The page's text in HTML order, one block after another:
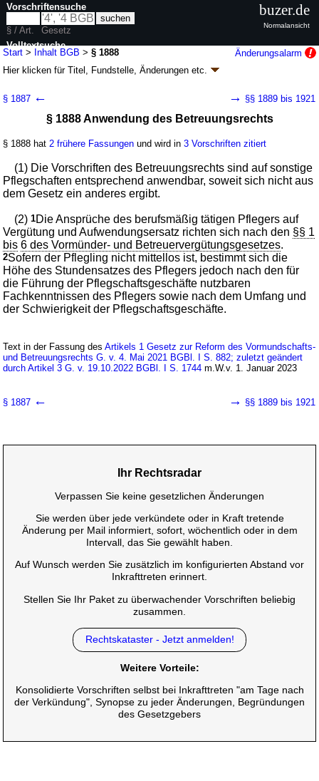
Start > Inhalt BGB >§ 1888
Änderungsalarm
Hier klicken fürTitel, Fundstelle, Änderungen etc.
geändert durchArtikel 6G. v. 23.07.2026 BGBl. 2026 I Nr. 226
Einführungsgesetz und zugehörige Gesetze
Buch 4 Familienrecht
Abschnitt 3 Vormundschaft, Pflegschaft für
Minderjährige, rechtliche Betreuung, sonstige
Pflegschaft
Titel 4 Sonstige Pflegschaft
§ 1887 ← → §§ 1889 bis 1921
§ 1888 Anwendung des Betreuungsrechts
§ 1888 hat 2 frühere Fassungen und wird in3 Vorschriften zitiert
(1) Die Vorschriften des Betreuungsrechts sind auf sonstige
Pflegschaften entsprechend anwendbar, soweit sich nicht aus
dem Gesetz ein anderes ergibt.
(2)1Die Ansprüche des berufsmäßig tätigen Pflegers auf
Vergütung und Aufwendungsersatz richten sich nach den §§ 1
bis 6 des Vormünder- und Betreuervergütungsgesetzes.
2Sofern der Pflegling nicht mittellos ist, bestimmt sich die
Höhe des Stundensatzes des Pflegers jedoch nach den für
die Führung der Pflegschaftsgeschäfte nutzbaren
Fachkenntnissen des Pflegers sowie nach dem Umfang und
der Schwierigkeit der Pflegschaftsgeschäfte.
Text in der Fassung desArtikels 1 Gesetz zur Reform des Vormundschafts-
und Betreuungsrechts G. v. 4. Mai 2021 BGBl. I S. 882; zuletzt geändert
durch Artikel 3 G. v. 19.10.2022 BGBl. I S. 1744 m.W.v. 1. Januar 2023
§ 1887 ← → §§ 1889 bis 1921
Ihr Rechtsradar
Verpassen Sie keine gesetzlichen Änderungen
Sie werden über jede verkündete oder in Kraft tretende
Änderung per Mail informiert, sofort, wöchentlich oder in dem
Intervall, das Sie gewählt haben.
Auf Wunsch werden Sie zusätzlich im konfigurierten Abstand vor
Inkrafttreten erinnert.
Stellen Sie Ihr Paket zu überwachender Vorschriften beliebig
zusammen.
Rechtskataster - Jetzt anmelden!
Weitere Vorteile:
Konsolidierte Vorschriften selbst bei Inkrafttreten "am Tage nach
der Verkündung", Synopse zu jeder Änderungen, Begründungen
des Gesetzgebers
Vorschriftensuche
§ / Art.
Gesetz
Volltextsuche
nur in BGB
buzer.de
Normalansicht